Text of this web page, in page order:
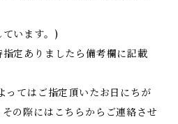
います。)
定ありましたら備考欄に記載
てはご指定頂いたお日にちが
の際にはこちらからご連絡させ